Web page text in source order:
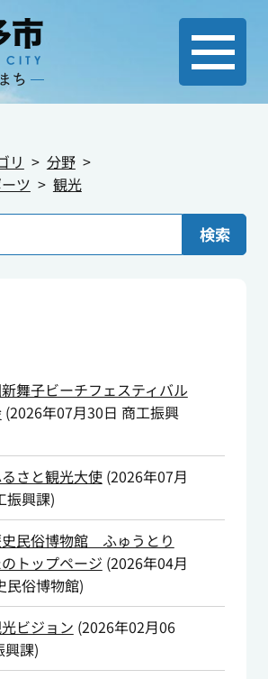
リ
分野
ツ
観光
検索
舞子ビーチフェスティバル
(2026年07月30日 商工振興
さと観光大使(2026年07月
振興課)
民俗博物館 ふゅうとり
トップページ (2026年04月
民俗博物館)
ビジョン (2026年02月06
興課)